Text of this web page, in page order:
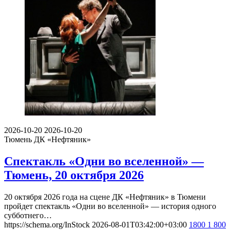
2026-10-20 2026-10-20
Тюмень ДК «Нефтяник»
Спектакль «Одни во вселенной» —
Тюмень, 20 октября 2026
20 октября 2026 года на сцене ДК «Нефтяник» в Тюмени
пройдет спектакль «Одни во вселенной» — история одного
субботнего…
https://schema.org/InStock 2026-08-01T03:42:00+03:00 1800 1 800